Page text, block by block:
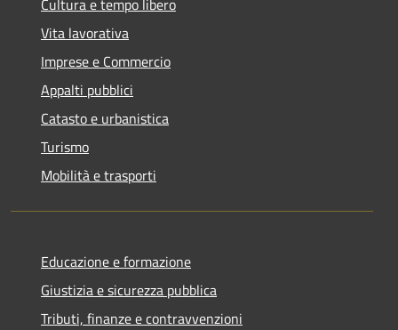
Vita lavorativa
Imprese e Commercio
Appalti pubblici
Catasto e urbanistica
Turismo
Mobilità e trasporti
Educazione e formazione
Giustizia e sicurezza pubblica
Tributi, finanze e contravvenzioni